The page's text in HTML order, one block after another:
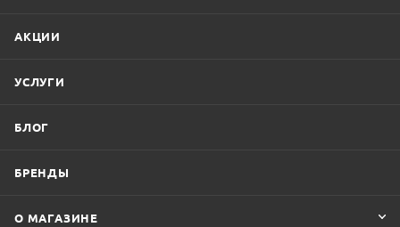
АКЦИИ
УСЛУГИ
БЛОГ
БРЕНДЫ
О МАГАЗИНЕ